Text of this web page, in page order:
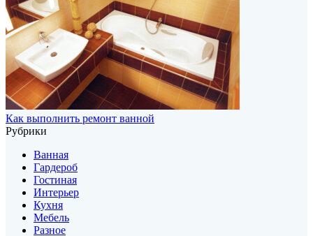
Как выполнить ремонт ванной
Рубрики
Ванная
Гардероб
Гостиная
Интерьер
Кухня
Мебель
Разное